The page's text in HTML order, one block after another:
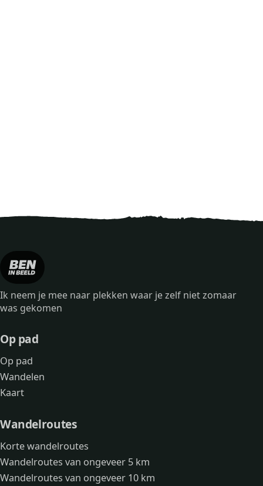
Ik neem je mee naar plekken waar je zelf niet zomaar
was gekomen
Op pad
Op pad
Wandelen
Kaart
Wandelroutes
Korte wandelroutes
Wandelroutes van ongeveer 5 km
Wandelroutes van ongeveer 10 km